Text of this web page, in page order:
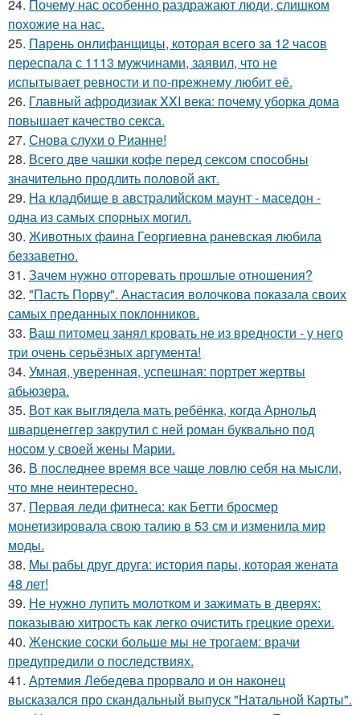
24. Почему нас особенно раздражают люди, слишком
похожие на нас.
25. Парень онлифанщицы, которая всего за 12 часов
переспала с 1113 мужчинами, заявил, что не
испытывает ревности и по-прежнему любит её.
26. Главный афродизиак XXI века: почему уборка дома
повышает качество секса.
27. Снова слухи о Рианне!
28. Всего две чашки кофе перед сексом способны
значительно продлить половой акт.
29. На кладбище в австpалийском маунт - маседон -
одна из самых спopных могил.
30. Животных фаина Георгиевна раневская любила
беззаветно.
31. Зачем нужно отгоревать прошлые отношения?
32. "Пасть Порву". Анастасия волочкова показала своих
самых преданных поклонников.
33. Ваш питомец занял кровать не из вредности - у него
три очень серьёзных аргумента!
34. Умная, уверенная, успешная: портрет жертвы
абьюзера.
35. Вот как выглядела мать ребёнка, когда Арнольд
шварценеггер закрутил с ней роман буквально под
носом у своей жены Марии.
36. В последнее время все чаще ловлю себя на мысли,
что мне неинтересно.
37. Первая леди фитнеса: как Бетти бросмер
монетизировала свою талию в 53 см и изменила мир
моды.
38. Мы рабы друг друга: история пары, которая жената
48 лет!
39. Не нужно лупить молотком и зажимать в дверях:
показываю хитрость как легко очистить грецкие орехи.
40. Женские соски больше мы не трогаем: врачи
предупредили о последствиях.
41. Артемия Лебедева прорвало и он наконец
высказался про скандальный выпуск "Натальной Карты".